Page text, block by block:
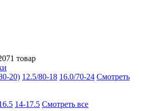
товар
20) 12.5/80-18 16.0/70-24 Смотреть
14-17.5 Смотреть все